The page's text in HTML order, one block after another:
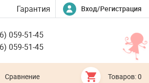
Гарантия Вход/Регистрация
059-51-45
059-51-45
Сравнение Товаров: 0